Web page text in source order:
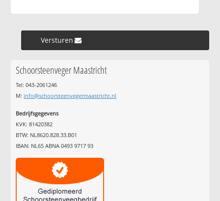
Versturen »
Schoorsteenveger Maastricht
Tel: 043-2061246
M: info@schoorsteenvegermaastricht.nl
Bedrijfsgegevens
KVK: 81420382
BTW: NL8620.828.33.B01
IBAN: NL65 ABNA 0493 9717 93